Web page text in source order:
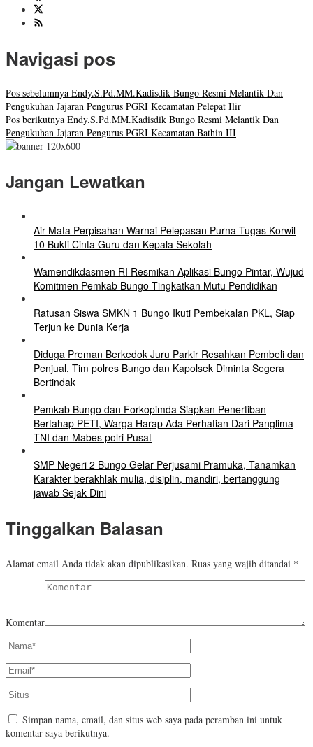
Navigasi pos
Pos sebelumnya Endy.S.Pd.MM.Kadisdik Bungo Resmi Melantik Dan
Pengukuhan Jajaran Pengurus PGRI Kecamatan Pelepat Ilir
Pos berikutnya Endy.S.Pd.MM.Kadisdik Bungo Resmi Melantik Dan
Pengukuhan Jajaran Pengurus PGRI Kecamatan Bathin III
Jangan Lewatkan
Air Mata Perpisahan Warnai Pelepasan Purna Tugas Korwil
10 Bukti Cinta Guru dan Kepala Sekolah
Wamendikdasmen RI Resmikan Aplikasi Bungo Pintar, Wujud
Komitmen Pemkab Bungo Tingkatkan Mutu Pendidikan
Ratusan Siswa SMKN 1 Bungo Ikuti Pembekalan PKL, Siap
Terjun ke Dunia Kerja
Diduga Preman Berkedok Juru Parkir Resahkan Pembeli dan
Penjual, Tim polres Bungo dan Kapolsek Diminta Segera
Bertindak
Pemkab Bungo dan Forkopimda Siapkan Penertiban
Bertahap PETI, Warga Harap Ada Perhatian Dari Panglima
TNI dan Mabes polri Pusat
SMP Negeri 2 Bungo Gelar Perjusami Pramuka, Tanamkan
Karakter berakhlak mulia, disiplin, mandiri, bertanggung
jawab Sejak Dini
Tinggalkan Balasan
Alamat email Anda tidak akan dipublikasikan. Ruas yang wajib ditandai *
Komentar
Simpan nama, email, dan situs web saya pada peramban ini untuk
komentar saya berikutnya.